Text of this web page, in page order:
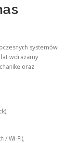
systemów
wdrażamy
oraz
/ Wi-Fi),